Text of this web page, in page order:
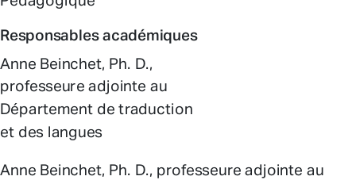
Responsables académiques
Anne Beinchet, Ph. D.,
professeure adjointe au
Département de traduction
et des langues
Anne Beinchet, Ph. D., professeure adjointe au